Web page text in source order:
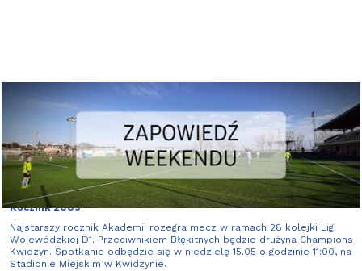
Zapowiedź weekendu 14-15.05
13.05.2022
W ten weekend nasze błękitne drużyny wezmą udział w szeregu
aktywności sportowych!
Rocznik 2009
Najstarszy rocznik Akademii rozegra mecz w ramach 28 kolejki Ligi
Wojewódzkiej D1. Przeciwnikiem Błękitnych będzie drużyna Champions
Kwidzyn. Spotkanie odbędzie się w niedzielę 15.05 o godzinie 11:00, na
Stadionie Miejskim w Kwidzynie.